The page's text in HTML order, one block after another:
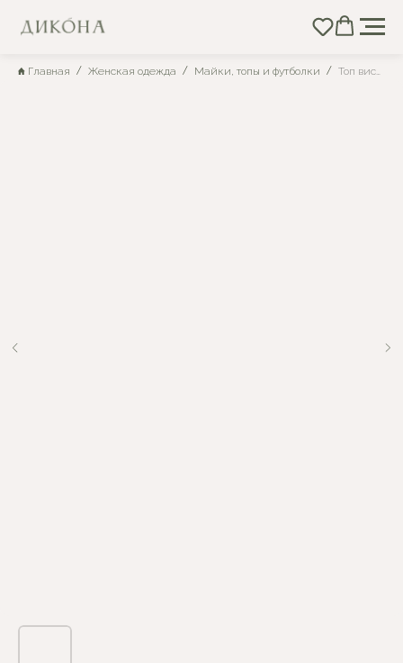
Главная Женская одежда Майки, топы и футболки Топ вискозный черный с широкими бретелями